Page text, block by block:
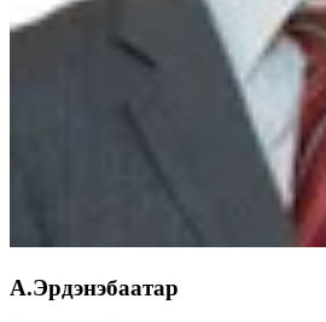
А.Эрдэнэбаатар